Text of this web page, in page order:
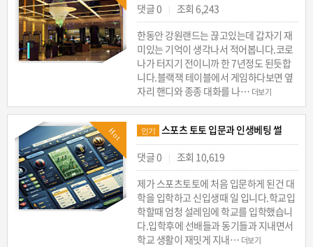
댓글 0
|
조회 6,243
한동안 강원랜드는 끊고있는데 갑자기 재
미있는 기억이 생각나서 적어봅니다.코로
나가 터지기 전이니까 한 7년정도 된듯합
니다.블랙잭 테이블에서 게임하다보면 옆
자리 핸디와 종종 대화를 나… 더보기
Hot 인기
스포츠 토토 입문과 인생베팅 썰
댓글 0
|
조회 10,619
제가 스포츠토토에 처음 입문하게 된건 대
학을 입학하고 신입생때 일 입니다.학교입
학할때 엄청 설레임에 학교를 입학했습니
다.입학후에 선배들과 동기들과 지내면서
학교 생활이 재밋게 지내… 더보기